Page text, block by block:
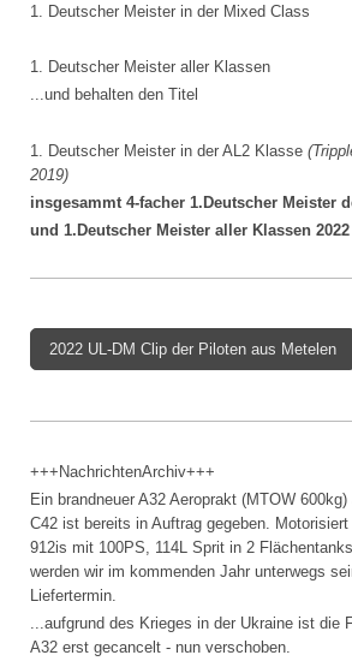
1. Deutscher Meister in der Mixed Class
1. Deutscher Meister aller Klassen
...und behalten den Titel
1. Deutscher Meister in der AL2 Klasse
2019)
insgesammt 4-facher 1.Deutscher Meister
und 1.Deutscher Meister aller Klassen 2022
2022 UL-DM Clip der Piloten aus Metelen
+++NachrichtenArchiv+++
Ein brandneuer A32 Aeroprakt (MTOW
C42 ist bereits in Auftrag gegeben.
912is mit 100PS, 114L Sprit in 2
werden wir im kommenden Jahr unterwegs
Liefertermin.
...aufgrund des Krieges in der Ukraine ist die
A32 erst gecancelt - nun verschoben.